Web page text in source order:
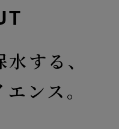
する、
ンス。